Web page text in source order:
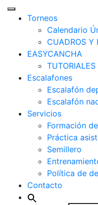
Torneos
Calendario
CUADROS Y
EASYCANCHA
Escalafones
Escalafón
Escalafón
Servicios
Formación
Práctica
Semillero
Política de
Contacto